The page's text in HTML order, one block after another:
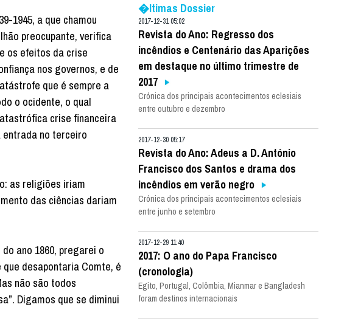
1945, a que chamou
preocupante, verifica
os efeitos da crise
nos governos, e de
que é sempre a
o ocidente, o qual
crise financeira
entrada no terceiro
as religiões iriam
das ciências dariam
ano 1860, pregarei o
desapontaria Comte, é
não são todos
Digamos que se diminui
�ltimas Dossier
2017-12-31 05:02
Revista do Ano: Regresso dos
incêndios e Centenário das Aparições
em destaque no último trimestre de
2017
Crónica dos principais acontecimentos eclesiais
entre outubro e dezembro
2017-12-30 05:17
Revista do Ano: Adeus a D. António
Francisco dos Santos e drama dos
incêndios em verão negro
Crónica dos principais acontecimentos eclesiais
entre junho e setembro
2017-12-29 11:40
2017: O ano do Papa Francisco
(cronologia)
Egito, Portugal, Colômbia, Mianmar e Bangladesh
foram destinos internacionais